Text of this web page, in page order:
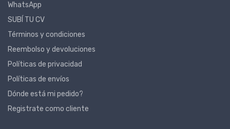
WhatsApp
SUBÍ TU CV
Términos y condiciones
Reembolso y devoluciones
Políticas de privacidad
Políticas de envíos
Dónde está mi pedido?
Registrate como cliente